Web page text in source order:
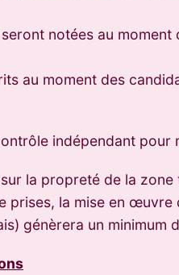
notées au moment
au moment des
indépendant
la propreté de la
la mise en
génèrera un minimum